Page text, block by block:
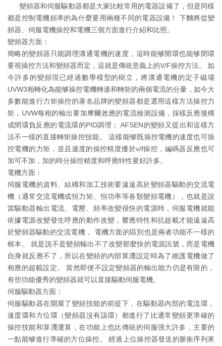
變頻器和伺服驅動器都是大家比較常用的電器設備了，但是同樣
都是控制電機頻率的為什麼要用兩種不同的電器設備！ 下麵將從變
頻器、伺服電機操控和電機三個方面進行介紹和比照。
變頻器方面：
簡略的變頻器只能調理溝通電機的速度，這時能够開環也能够閉環
要視操控方法和變頻器而定，這就是傳統意義上的V/F操控方法。 如
今許多的變頻現已經過數學模型的樹立，將溝通電機的定子磁場
UVW3相轉化為能够操控電機轉速和轉矩的兩個電流的分量，如今大
多數能進行力矩操控的著名品牌的變頻器都是選用這樣方法操控力
矩，UVW每相的輸出要加摩爾效應的電流檢測設備，採樣反應後構
成閉環負反應的電流環的PID調理； AFSEN的變頻又提出和這樣方
法不一樣的直接轉矩操控技能。 這樣能够既操控電機的速度也可操
控電機的力矩，並且速度的操控精度優於v/f操控，編碼器反應也可
加可不加，加的時分操控精度和呼應特性要好許多。
電機方面：
伺服電機的資料、結構和加工技術要遠遠高於變頻器驅動的交流電
機（通常交流電機或恒力矩、恒功率等各類變頻電機），也就是說
當驅動器輸出電流、電壓、頻率改變很快的電源時，伺服電機就能
依據電源改變發生呼應的動作改變，響應特性和抗超載才能遠遠高
於變頻器驅動的交流電機， 電機方面的區別也是兩者功能不一樣的
根本。 就是說不是變頻輸出不了改變那麼快的電源訊號，而是電機
自身就反應不了，所以在變頻的內部算灋設定時為了維護電機做了
相應的超載設定。 當然即便不設定變頻器的輸出能力仍是有限的，
有些功能優秀的變頻器就可以直接驅動伺服電機。
伺服驅動器方面：
伺服驅動器在開展了變頻技能的前提下，在驅動器內部的電流環，
速度環和方位環（變頻器沒有該環）都進行了比通常變頻更準確的
操控技能和算灋運算，在功能上也比傳統的伺服强大許多，主要的
一點能够進行準確的方位操控。 經過上位操控器發送的脈衝序列來